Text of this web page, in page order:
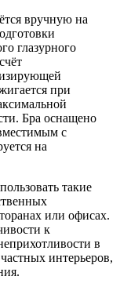
вручную на
глазурного
при
Бра оснащено
с
на
такие
или офисах.
к
в
интерьеров,